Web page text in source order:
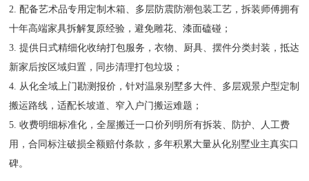
2. 配备艺术品专用定制木箱、多层防震防潮包装工艺，拆装师傅拥有
十年高端家具拆解复原经验，避免雕花、漆面磕碰；
3. 提供日式精细化收纳打包服务，衣物、厨具、摆件分类封装，抵达
新家后按区域归置，同步清理打包垃圾；
4. 从化全域上门勘测报价，针对温泉别墅多大件、多层观景户型定制
搬运路线，适配长坡道、窄入户门搬运难题；
5. 收费明细标准化，全屋搬迁一口价列明所有拆装、防护、人工费
用，合同标注破损全额赔付条款，多年积累大量从化别墅业主真实口
碑。